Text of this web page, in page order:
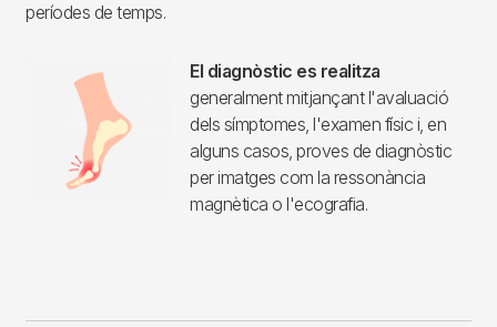
períodes de temps.
El diagnòstic es realitza
generalment mitjançant l'avaluació
dels símptomes, l'examen físic i, en
alguns casos, proves de diagnòstic
per imatges com la ressonància
magnètica o l'ecografia.